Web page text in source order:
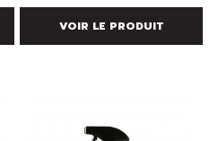
VOIR LE PRODUIT